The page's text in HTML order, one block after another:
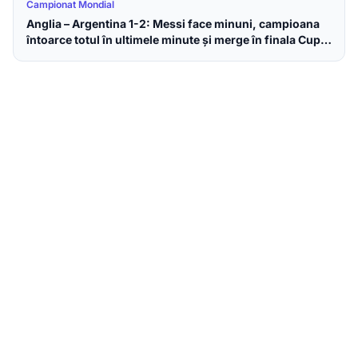
Campionat Mondial
Anglia – Argentina 1-2: Messi face minuni, campioana
întoarce totul în ultimele minute și merge în finala Cupei